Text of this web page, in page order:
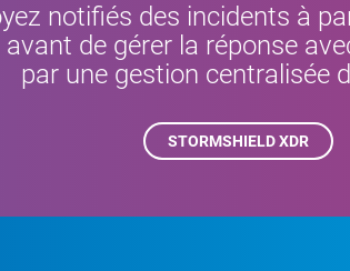
notifiés des incidents à
de gérer la réponse
par une gestion centralisée
STORMSHIELD XDR